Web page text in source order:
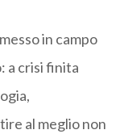
in campo
a crisi finita
al meglio non